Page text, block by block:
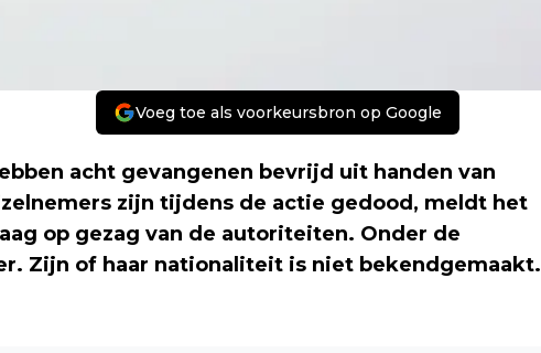
Voeg toe als voorkeursbron op Google
acht gevangenen bevrijd uit handen van
zijn tijdens de actie gedood, meldt het
op gezag van de autoriteiten. Onder de
Zijn of haar nationaliteit is niet bekendgemaakt.